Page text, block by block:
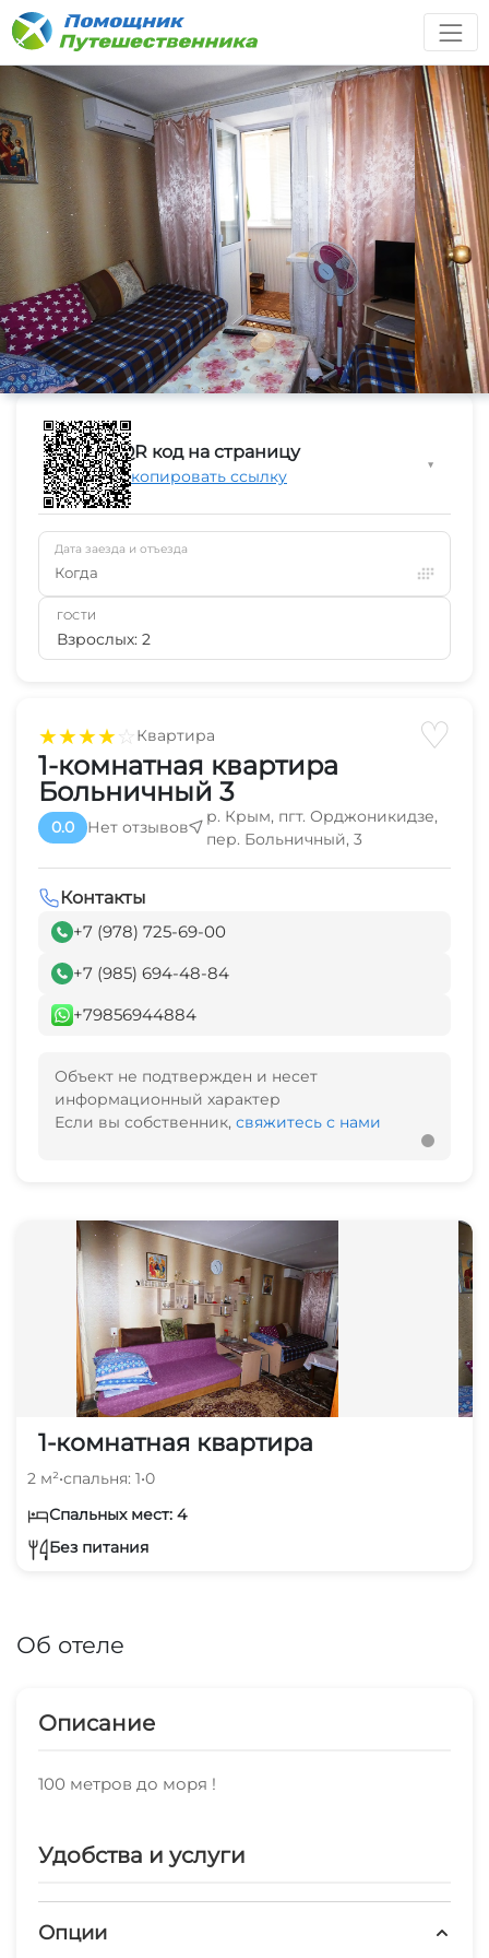
★★★★☆Квартира ♡
1-комнатная квартира
Больничный 3
0.0 Нет отзывов
р. Крым, пгт. Орджоникидзе,
пер. Больничный, 3
Контакты
+7 (978) 725-69-00
+7 (985) 694-48-84
+79856944884
Объект не подтвержден и несет
информационный характер
Если вы собственник, свяжитесь с нами
1-комнатная квартира
2 м²•спальня: 1•0
Спальных мест: 4
Без питания
Об отеле
Описание
100 метров до моря !
Удобства и услуги
Опции
QR код на страницу
Скопировать ссылку
▼
Дата заезда и отъезда
Когда
ГОСТИ
Взрослых: 2